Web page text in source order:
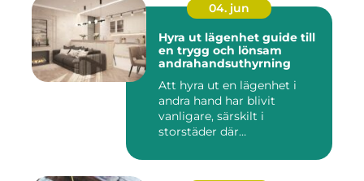
04. jun
Hyra ut lägenhet guide till
en trygg och lönsam
andrahandsuthyrning
Att hyra ut en lägenhet i
andra hand har blivit
vanligare, särskilt i
storstäder där